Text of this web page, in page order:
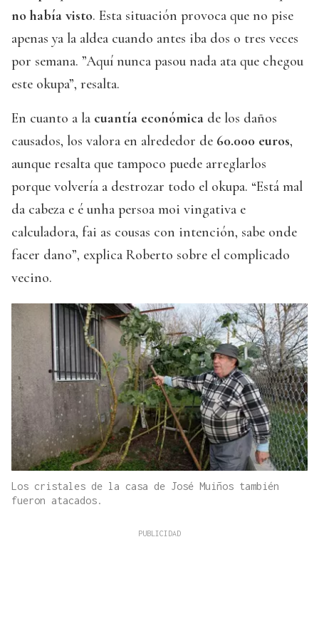
no había visto. Esta situación provoca que no pise
apenas ya la aldea cuando antes iba dos o tres veces
por semana. ”Aquí nunca pasou nada ata que chegou
este okupa”, resalta.
En cuanto a la cuantía económica de los daños
causados, los valora en alrededor de 60.000 euros,
aunque resalta que tampoco puede arreglarlos
porque volvería a destrozar todo el okupa. “Está mal
da cabeza e é unha persoa moi vingativa e
calculadora, fai as cousas con intención, sabe onde
facer dano”, explica Roberto sobre el complicado
vecino.
Los cristales de la casa de José Muiños también
fueron atacados.